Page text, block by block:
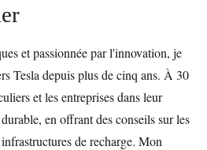
et passionnée par l'innovation, je
Tesla depuis plus de cinq ans. À 30
et les entreprises dans leur
en offrant des conseils sur les
de recharge. Mon